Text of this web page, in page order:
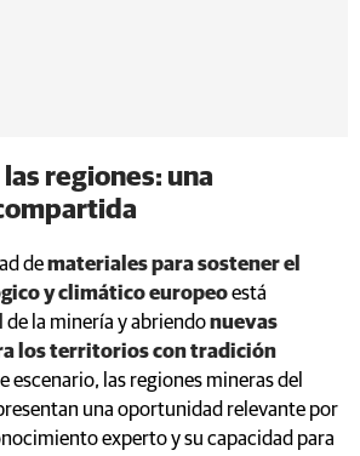
las regiones: una
demateriales para sostener el
y climático europeoestá
de la minería y abriendonuevas
los territorios con tradición
escenario, las regiones mineras del
una oportunidad relevante por
experto y su capacidad para